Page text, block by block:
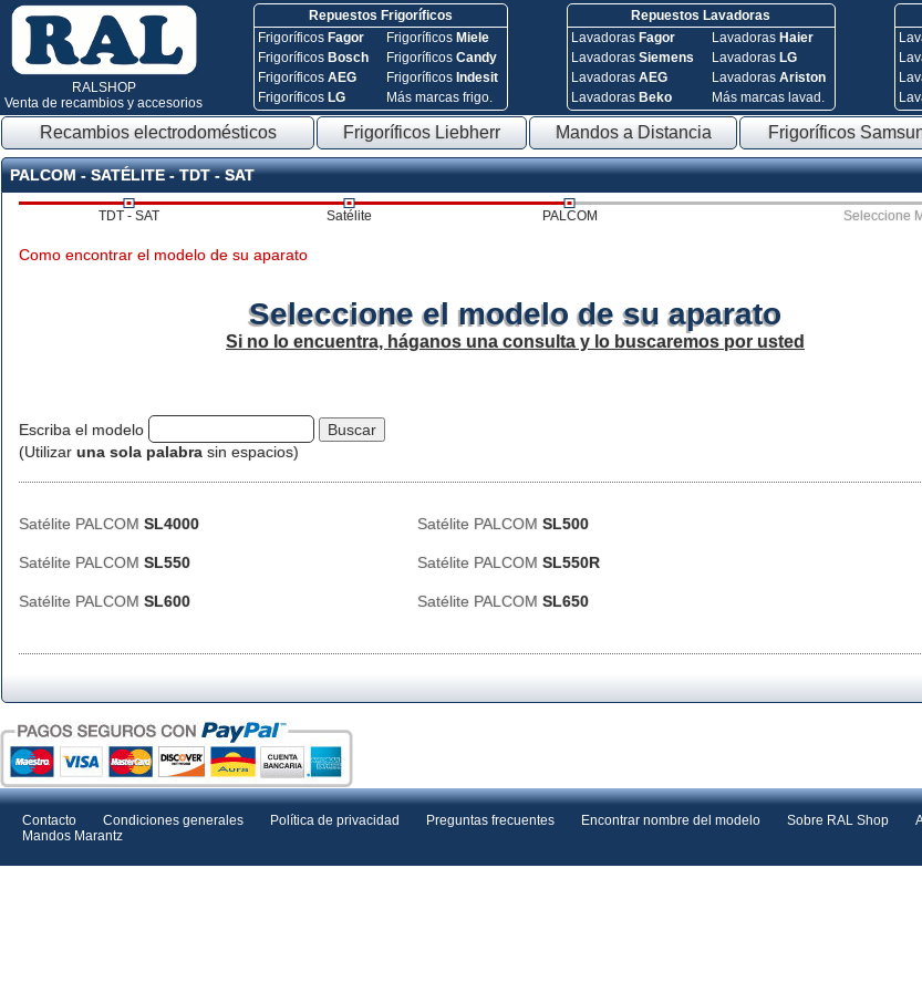
RALSHOP
Venta de recambios y accesorios
Repuestos Frigoríficos
Frigoríficos Fagor
Frigoríficos Bosch
FrigoríficosAEG
Frigoríficos LG
Frigoríficos Miele
FrigoríficosCandy
Frigoríficos Indesit
Más marcas frigo.
Repuestos Lavadoras
Lavadoras Fagor
Lavadoras Siemens
Lavadoras AEG
Lavadoras Beko
Lavadoras Haier
Lavadoras LG
Lavadoras Ariston
Más marcas lavad.
Recambios electrodomésticos Frigoríficos Liebherr Mandos a Distancia Frigoríficos
PALCOM - SATÉLITE - TDT - SAT
TDT - SAT Satélite PALCOM Seleccione
Como encontrar el modelo de su aparato
Seleccione el modelo de su aparato
Si no lo encuentra, háganos una consulta y lo buscaremos por usted
Escriba el modelo
(Utilizar una sola palabra sin espacios)
Satélite PALCOM SL4000 Satélite PALCOM SL500
Satélite PALCOM SL550 Satélite PALCOM SL550R
Satélite PALCOM SL600 Satélite PALCOM SL650
Contacto Condiciones generales Política de privacidad Preguntas frecuentes Encontrar nombre del modelo Sobre RAL Shop
Mandos Marantz